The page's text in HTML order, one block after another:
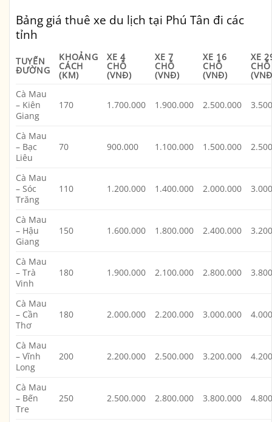
Bảng giá thuê xe du lịch tại Phú Tân đi các
tỉnh
TUYẾN
ĐƯỜNG
KHOẢNG
CÁCH
(KM)
XE 4
CHỖ
(VNĐ)
XE 7
CHỖ
(VNĐ)
XE 16
CHỖ
(VNĐ)
XE
CHỖ
Cà Mau
– Kiên
Giang
170 1.700.000 1.900.000 2.500.000
Cà Mau
– Bạc
Liêu
70 900.000 1.100.000 1.500.000
Cà Mau
– Sóc
Trăng
110 1.200.000 1.400.000 2.000.000
Cà Mau
– Hậu
Giang
150 1.600.000 1.800.000 2.400.000
Cà Mau
– Trà
Vinh
180 1.900.000 2.100.000 2.800.000
Cà Mau
– Cần
Thơ
180 2.000.000 2.200.000 3.000.000
Cà Mau
– Vĩnh
Long
200 2.200.000 2.500.000 3.200.000
Cà Mau
– Bến
Tre
250 2.500.000 2.800.000 3.800.000